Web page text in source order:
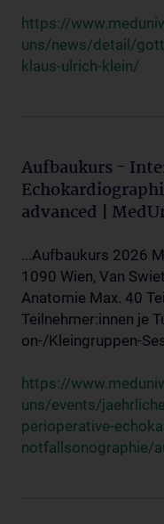
https://
uns/news/detail/
klaus-ulrich-klein/
Aufbaukurs -
advanced |
...Aufbaukurs 2026
1090 Wien, Van
Anatomie Max. 40
Teilnehmer:innen je
on-/Kleingruppen-
https://
uns/events/
perioperative-
notfallsonographie/